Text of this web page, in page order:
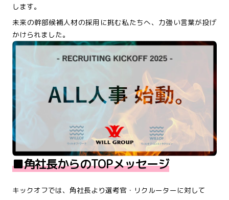
します。
未来の幹部候補人材の採用に挑む私たちへ、力強い言葉が投げ
かけられました。
■角社長からのTOPメッセージ
キックオフでは、角社長より選考官・リクルーターに対して